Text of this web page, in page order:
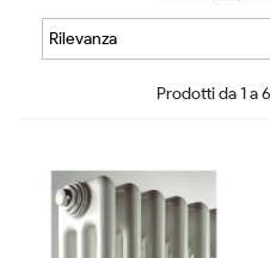
Rilevanza
Prodotti da 1 a